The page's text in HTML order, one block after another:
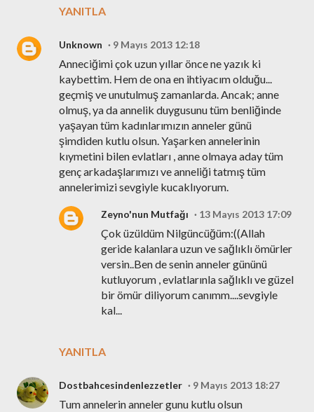
YANITLA
Unknown 9 Mayıs 2013 12:18
Anneciğimi çok uzun yıllar önce ne yazık ki
kaybettim. Hem de ona en ihtiyacım olduğu...
geçmiş ve unutulmuş zamanlarda. Ancak; anne
olmuş, ya da annelik duygusunu tüm benliğinde
yaşayan tüm kadınlarımızın anneler günü
şimdiden kutlu olsun. Yaşarken annelerinin
kıymetini bilen evlatları , anne olmaya aday tüm
genç arkadaşlarımızı ve anneliği tatmış tüm
annelerimizi sevgiyle kucaklıyorum.
YANITLA
Zeyno'nun Mutfağı 13 Mayıs 2013 17:09
Çok üzüldüm Nilgüncüğüm:((Allah
geride kalanlara uzun ve sağlıklı ömürler
versin..Ben de senin anneler gününü
kutluyorum , evlatlarınla sağlıklı ve güzel
bir ömür diliyorum canımm....sevgiyle
kal...
Dostbahcesindenlezzetler 9 Mayıs 2013 18:27
Tum annelerin anneler gunu kutlu olsun